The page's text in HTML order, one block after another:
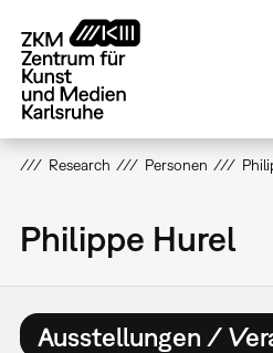
zum
Inhalt
Research Personen
Philippe Hurel
Ausstellungen /